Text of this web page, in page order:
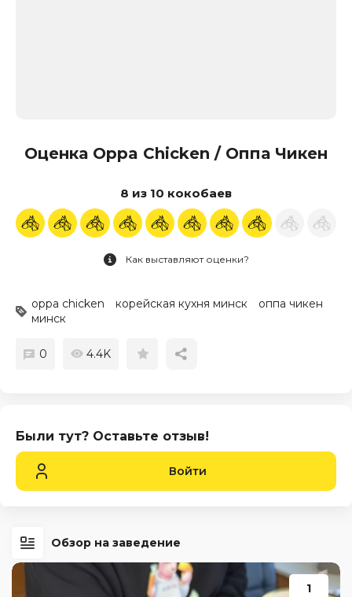
Оценка Oppa Chicken / Оппа Чикен
8 из 10 кокобаев
Как выставляют оценки?
oppa chicken корейская кухня минск
оппа чикен
минск
0 4.4K
Были тут? Оставьте отзыв!
Войти
Обзор на заведение
1